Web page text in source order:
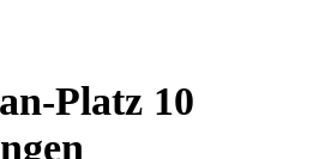
Platz 10